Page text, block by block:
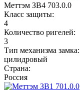
Меттэм ЗВ4 703.0.0
Класс защиты:
4
Количество ригелей:
3
Тип механизма замка:
цилидровый
Страна:
Россия